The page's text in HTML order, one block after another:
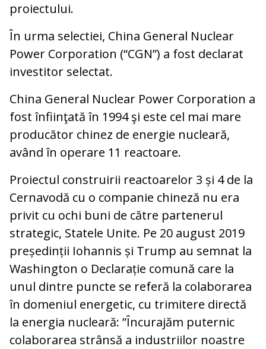
proiectului.
În urma selectiei, China General Nuclear
Power Corporation (“CGN”) a fost declarat
investitor selectat.
China General Nuclear Power Corporation a
fost înfiinţată în 1994 şi este cel mai mare
producător chinez de energie nucleară,
având în operare 11 reactoare.
Proiectul construirii reactoarelor 3 și 4 de la
Cernavodă cu o companie chineză nu era
privit cu ochi buni de către partenerul
strategic, Statele Unite. Pe 20 august 2019
președinții Iohannis și Trump au semnat la
Washington o Declarație comună care la
unul dintre puncte se referă la colaborarea
în domeniul energetic, cu trimitere directă
la energia nucleară: ”Încurajăm puternic
colaborarea strânsă a industriilor noastre